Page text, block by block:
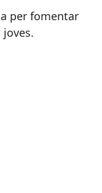
per fomentar